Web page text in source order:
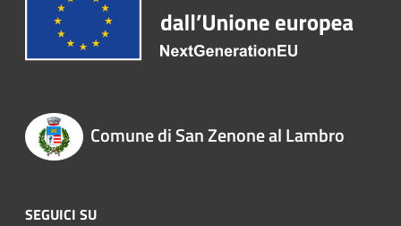
Comune di San Zenone al Lambro
SEGUICI SU